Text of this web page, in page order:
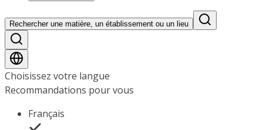
Rechercher une matière, un établissement ou un lieu
Choisissez votre langue
Recommandations pour vous
Français